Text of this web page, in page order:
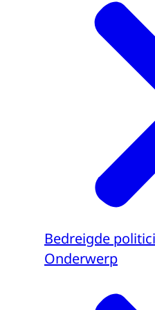
Bedreigde politici
Onderwerp